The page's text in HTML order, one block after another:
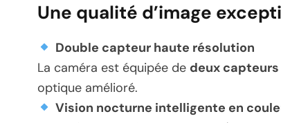
Une qualité d’image
Double capteur haute résolution
La caméra est équipée de deux capteurs
optique amélioré.
Vision nocturne intelligente en